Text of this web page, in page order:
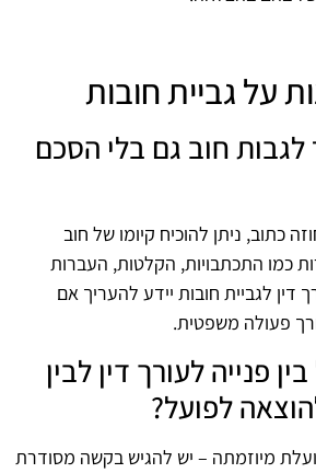
על גביית חובות
חוב גם בלי הסכם
כתוב, ניתן להוכיח קיומו של חוב
כמו התכתבויות, הקלטות, העברות
דין לגביית חובות יידע להעריך אם
פעולה משפטית.
פנייה לעורך דין לבין
לפועל?
מיוזמתה – יש להגיש בקשה מסודרת